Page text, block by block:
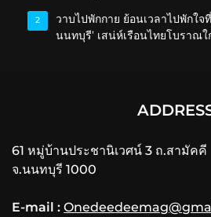
2
วาบไปพักกาย ย้อนเวลาไปพักใ
นนทบุรี’ เสน่ห์เรือนไทยโบราณใ
61 หมู่บ้านประชานิเวศน์ 3 ถ.สามัคคี
จ.นนทบุรี 1000
E-mail :